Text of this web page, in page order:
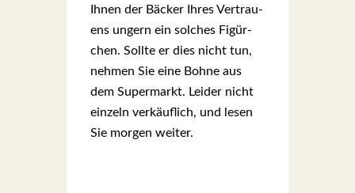
Ihnen der Bäcker Ihres Ver­trau­
ens ungern ein sol­ches Figür­
chen. Soll­te er dies nicht tun,
neh­men Sie eine Boh­ne aus
dem Super­markt. Lei­der nicht
ein­zeln ver­käuf­lich, und lesen
Sie mor­gen wei­ter.